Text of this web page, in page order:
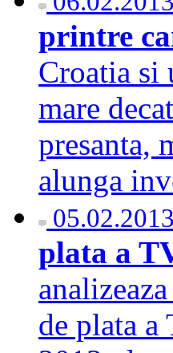
printre
Croatia si
mare
presanta,
alunga
05.02.2013
plata a
de plata